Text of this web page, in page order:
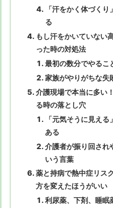
「汗をかく体づく
る
もし汗をかいていない
った時の対処法
最初の数分でやるこ
家族がやりがちな失
介護現場で本当に多い
る時の落とし穴
「元気そうに見え
ある
介護者が振り回され
いう言葉
薬と持病で熱中症リス
方を変えたほうがいい
利尿薬、下剤、睡眠